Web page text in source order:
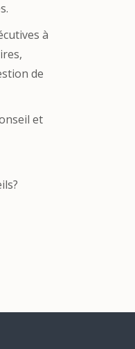
à
de
et